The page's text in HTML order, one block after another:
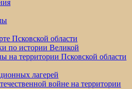
Псковской области
по истории Великой
на территории Псковской области
лагерей
войне на территории